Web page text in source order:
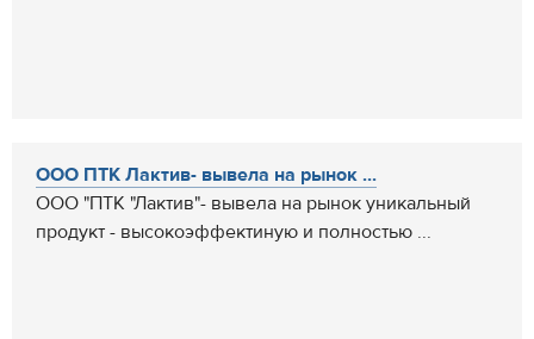
ООО ПТК Лактив- вывела на рынок ...
ООО "ПТК "Лактив"- вывела на рынок уникальный
продукт - высокоэффектиную и полностью ...